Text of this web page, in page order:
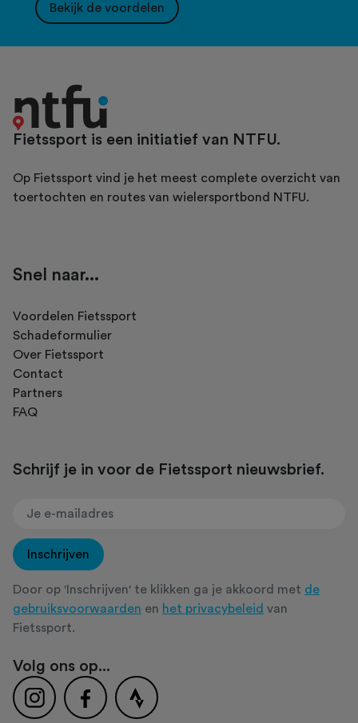
Bekijk de voordelen
Fietssport is een initiatief van NTFU.
Op Fietssport vind je het meest complete overzicht van
toertochten en routes van wielersportbond NTFU.
Snel naar...
Voordelen Fietssport
Schadeformulier
Over Fietssport
Contact
Partners
FAQ
Schrijf je in voor de Fietssport nieuwsbrief.
Inschrijven
Door op 'Inschrijven' te klikken ga je akkoord met de
gebruiksvoorwaarden en het privacybeleid van
Fietssport.
Volg ons op...